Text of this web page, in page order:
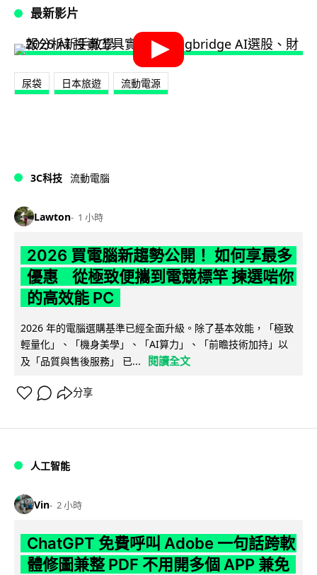
最新影片
尿袋 日本旅遊 流動電源
3C科技 流動電腦
Lawton 1 小時
2026 買電腦新趨勢公開！ 如何享最多
優惠 從極致便攜到電競標竿 揀選啱你
的高效能 PC
2026 年的電腦選購基準已經全面升級。除了基本效能，「極致
輕量化」、「機身美學」、「AI算力」、「前瞻技術加持」以
及「品質與售後服務」 已...
閱讀全文
分享
人工智能
Vin 2 小時
ChatGPT 免費呼叫 Adobe 一句話跨軟
體修圖兼整 PDF 不用開多個 APP 兼免